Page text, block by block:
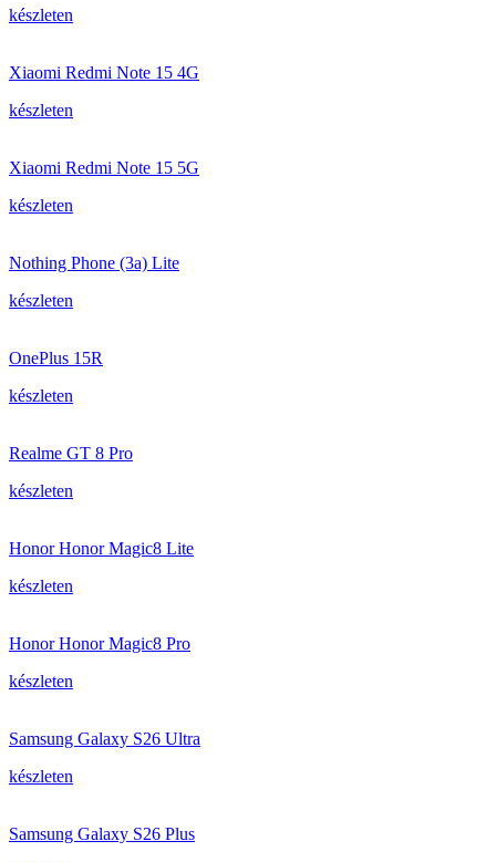
készleten
Xiaomi Redmi Note 15 4G
készleten
Xiaomi Redmi Note 15 5G
készleten
Nothing Phone (3a) Lite
készleten
OnePlus 15R
készleten
Realme GT 8 Pro
készleten
Honor Honor Magic8 Lite
készleten
Honor Honor Magic8 Pro
készleten
Samsung Galaxy S26 Ultra
készleten
Samsung Galaxy S26 Plus